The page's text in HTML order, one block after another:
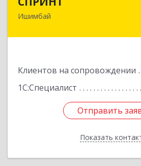
Ишимбай
Клиентов на сопровождении
1С:Специалист
Отправить
Показать
453201, Башкортостан Респ,
Отправить
Назад